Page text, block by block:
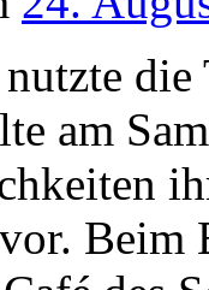
am
Beim